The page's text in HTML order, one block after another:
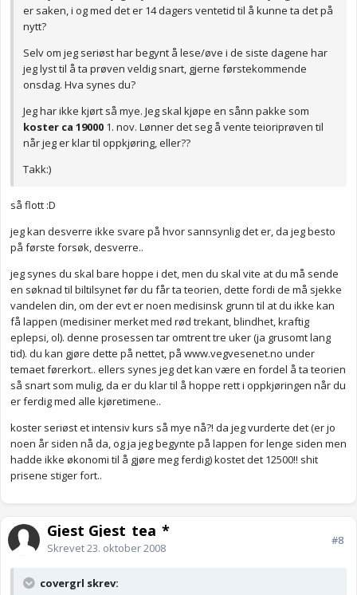
er saken, i og med det er 14 dagers ventetid til å kunne ta det på
nytt?
Selv om jeg seriøst har begynt å lese/øve i de siste dagene har
jeg lyst til å ta prøven veldig snart, gjerne førstekommende
onsdag. Hva synes du?
Jeg har ikke kjørt så mye. Jeg skal kjøpe en sånn pakke som
koster ca 19000 1. nov. Lønner det seg å vente teioriprøven til
når jeg er klar til oppkjøring, eller??
Takk:)
så flott :D
jeg kan desverre ikke svare på hvor sannsynlig det er, da jeg besto
på første forsøk, desverre..
jeg synes du skal bare hoppe i det, men du skal vite at du må sende
en søknad til biltilsynet før du får ta teorien, dette fordi de må sjekke
vandelen din, om der evt er noen medisinsk grunn til at du ikke kan
få lappen (medisiner merket med rød trekant, blindhet, kraftig
eplepsi, ol). denne prosessen tar omtrent tre uker (ja grusomt lang
tid). du kan gjøre dette på nettet, på www.vegvesenet.no under
temaet førerkort.. ellers synes jeg det kan være en fordel å ta teorien
så snart som mulig, da er du klar til å hoppe rett i oppkjøringen når du
er ferdig med alle kjøretimene..
koster seriøst et intensiv kurs så mye nå?! da jeg vurderte det (er jo
noen år siden nå da, og ja jeg begynte på lappen for lenge siden men
hadde ikke økonomi til å gjøre meg ferdig) kostet det 12500!! shit
prisene stiger fort..
Gjest Gjest_tea_*
Skrevet23. oktober 2008
#8
covergrl skrev: